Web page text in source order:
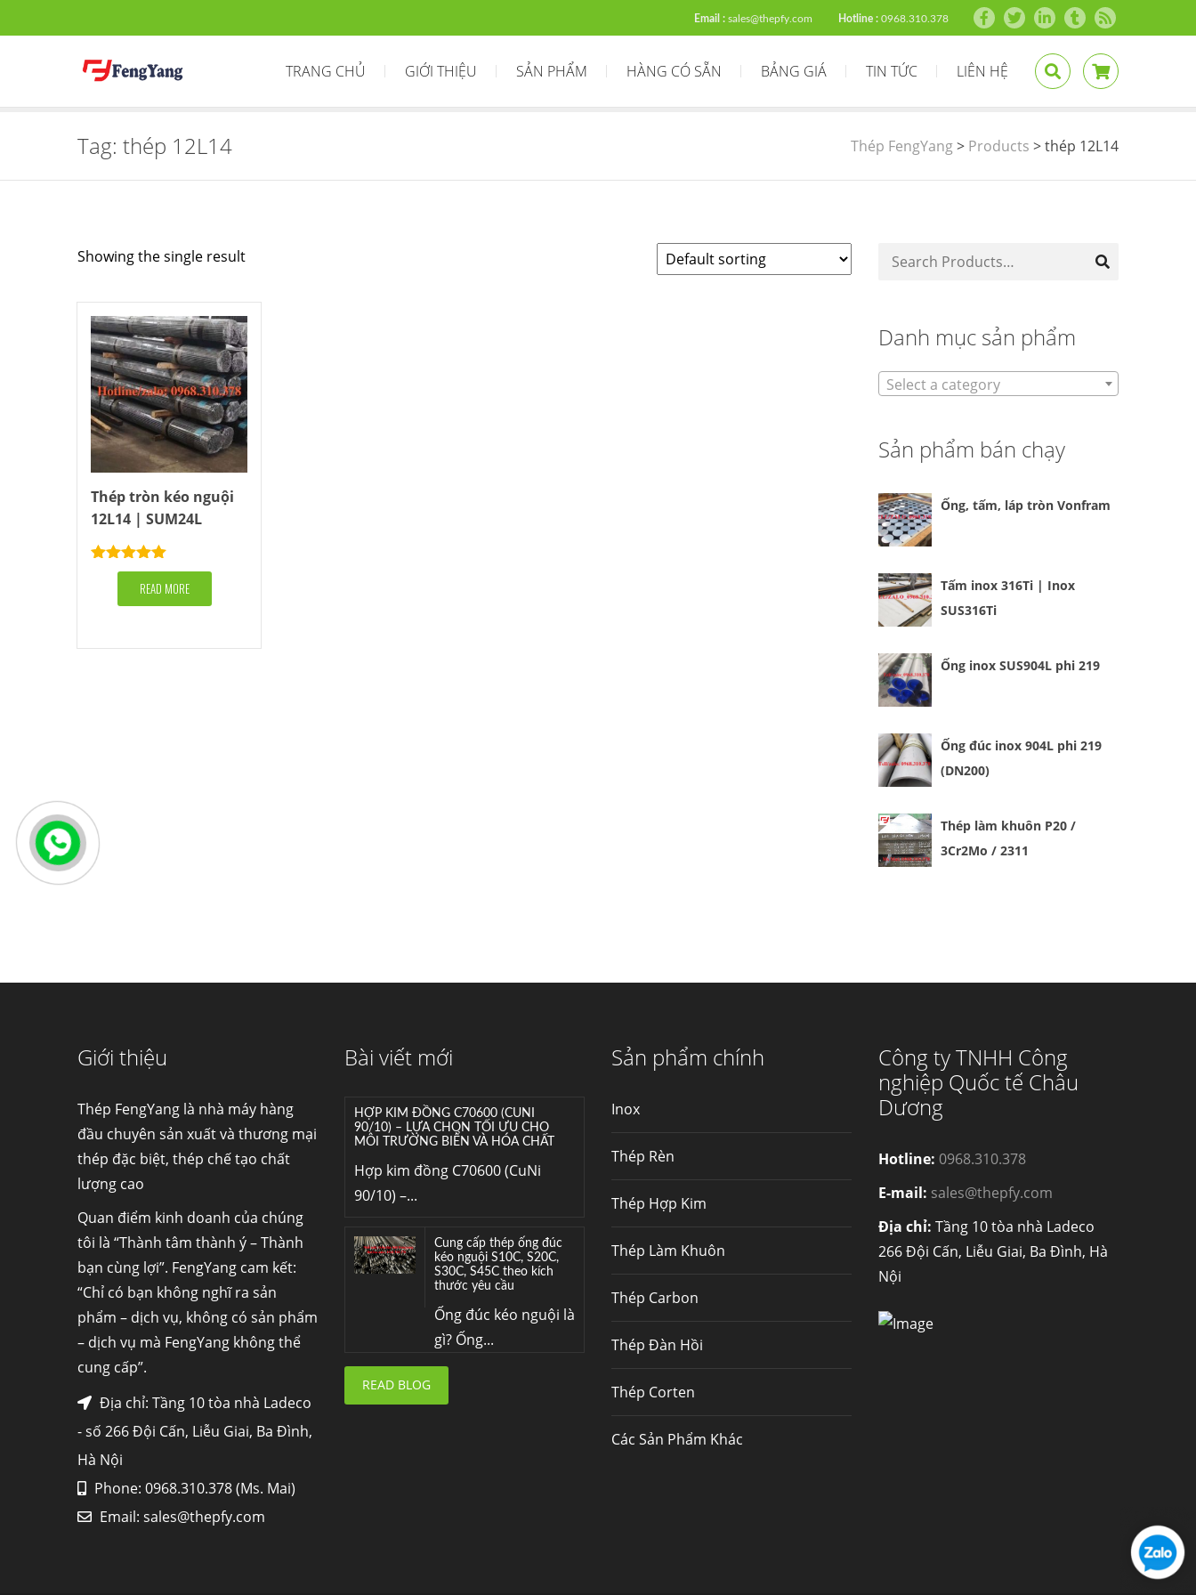
Email : sales@thepfy.com Hotline : 0968.310.378
TRANG CHỦ GIỚI THIỆU SẢN PHẨM HÀNG CÓ SẴN BẢNG GIÁ TIN TỨC LIÊN HỆ
Tag: thép 12L14 Thép FengYang> Products >thép 12L14
Showing the single result
Thép tròn kéo nguội
12L14 | SUM24L
Rated5.00
out of 5READ MORE
Danh mục sản phẩm
Select a category
Sản phẩm bán chạy
Ống, tấm, láp tròn Vonfram
Tấm inox 316Ti | Inox
SUS316Ti
Ống inox SUS904L phi 219
Ống đúc inox 904L phi 219
(DN200)
Thép làm khuôn P20 /
3Cr2Mo / 2311
Giới thiệu
Thép FengYang là nhà máy hàng
đầu chuyên sản xuất và thương mại
thép đặc biệt, thép chế tạo chất
lượng cao
Quan điểm kinh doanh của chúng
tôi là “Thành tâm thành ý – Thành
bạn cùng lợi”. FengYang cam kết:
“Chỉ có bạn không nghĩ ra sản
phẩm – dịch vụ, không có sản phẩm
– dịch vụ mà FengYang không thể
cung cấp”.
Địa chỉ: Tầng 10 tòa nhà Ladeco
- số 266 Đội Cấn, Liễu Giai, Ba Đình,
Hà Nội
Phone: 0968.310.378 (Ms. Mai)
Email: sales@thepfy.com
Bài viết mớiInox (thép không gỉ)
HỢP KIM ĐỒNG C70600 (CUNI
90/10) – LỰA CHỌN TỐI ƯU CHO
MÔI TRƯỜNG BIỂN VÀ HÓA CHẤT
Hợp kim đồng C70600 (CuNi
90/10) –...
Cung cấp thép ống đúc
kéo nguội S10C, S20C,
S30C, S45C theo kích
thước yêu cầu
Ống đúc kéo nguội là
gì? Ống...
nhà máy thép Hòa Phát
READ BLOG
Sản phẩm chính
Inox
Thép Rèn
Thép Hợp Kim
Thép Làm Khuôn
Thép Carbon
Thép Đàn Hồi
Thép Corten
Các Sản Phẩm Khác
Công ty TNHH Công
nghiệp Quốc tế Châu
Dương
Hotline: 0968.310.378
E-mail: sales@thepfy.com
Địa chỉ: Tầng 10 tòa nhà Ladeco
266 Đội Cấn, Liễu Giai, Ba Đình, Hà
Nội